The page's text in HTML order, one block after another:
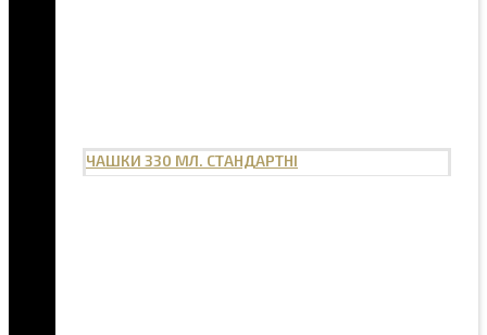
ЧАШКИ 330 МЛ. СТАНДАРТНІ